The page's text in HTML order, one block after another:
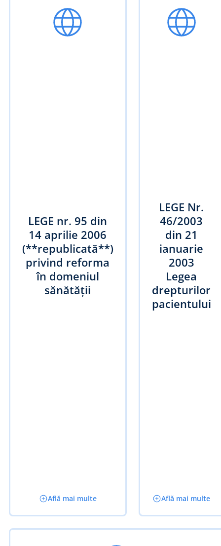
LEGE nr. 95 din
14 aprilie 2006
(**republicată**)
privind reforma
în domeniul
sănătății
Află mai multe
LEGE Nr.
46/2003
din 21
ianuarie
2003
Legea
drepturilor
pacientului
Află mai multe